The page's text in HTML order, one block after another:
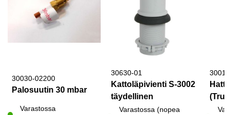
30030-02200
Palosuutin 30 mbar
Varastossa
30630-01
Kattoläpivienti S-3002
täydellinen
Varastossa (nopea